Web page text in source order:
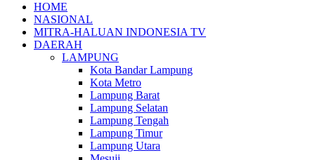
HOME
NASIONAL
MITRA-HALUAN INDONESIA TV
DAERAH
LAMPUNG
Kota Bandar Lampung
Kota Metro
Lampung Barat
Lampung Selatan
Lampung Tengah
Lampung Timur
Lampung Utara